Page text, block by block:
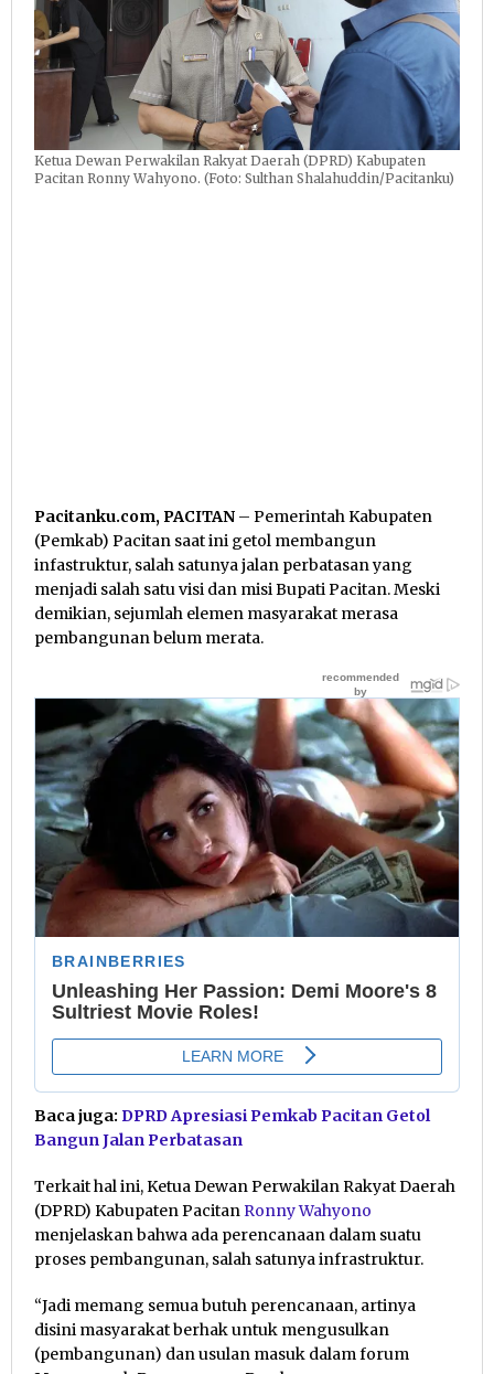
Ketua Dewan Perwakilan Rakyat Daerah (DPRD) Kabupaten
Pacitan Ronny Wahyono. (Foto: Sulthan Shalahuddin/Pacitanku)
Pacitanku.com, PACITAN – Pemerintah Kabupaten
(Pemkab) Pacitan saat ini getol membangun
infastruktur, salah satunya jalan perbatasan yang
menjadi salah satu visi dan misi Bupati Pacitan. Meski
demikian, sejumlah elemen masyarakat merasa
pembangunan belum merata.
Baca juga: DPRD Apresiasi Pemkab Pacitan Getol
Bangun Jalan Perbatasan
Terkait hal ini, Ketua Dewan Perwakilan Rakyat Daerah
(DPRD) Kabupaten Pacitan Ronny Wahyono
menjelaskan bahwa ada perencanaan dalam suatu
proses pembangunan, salah satunya infrastruktur.
“Jadi memang semua butuh perencanaan, artinya
disini masyarakat berhak untuk mengusulkan
(pembangunan) dan usulan masuk dalam forum